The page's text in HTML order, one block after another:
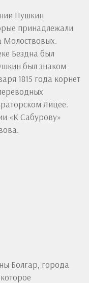
Пушкин
принадлежали
Молоствовых.
Бездна был
был знаком
1815 года корнет
Лицее.
«К Сабурову»
Болгар, города